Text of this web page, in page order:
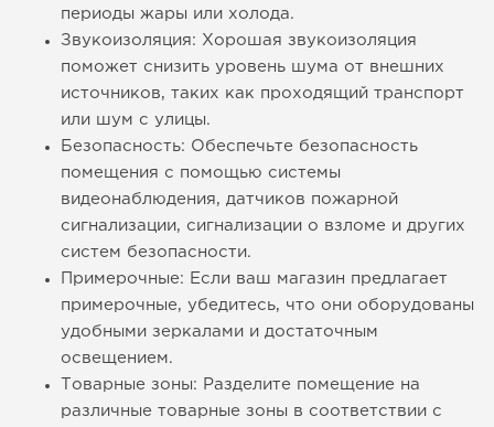
периоды жары или холода.
Звукоизоляция: Хорошая звукоизоляция
поможет снизить уровень шума от внешних
источников, таких как проходящий транспорт
или шум с улицы.
Безопасность: Обеспечьте безопасность
помещения с помощью системы
видеонаблюдения, датчиков пожарной
сигнализации, сигнализации о взломе и других
систем безопасности.
Примерочные: Если ваш магазин предлагает
примерочные, убедитесь, что они оборудованы
удобными зеркалами и достаточным
освещением.
Товарные зоны: Разделите помещение на
различные товарные зоны в соответствии с